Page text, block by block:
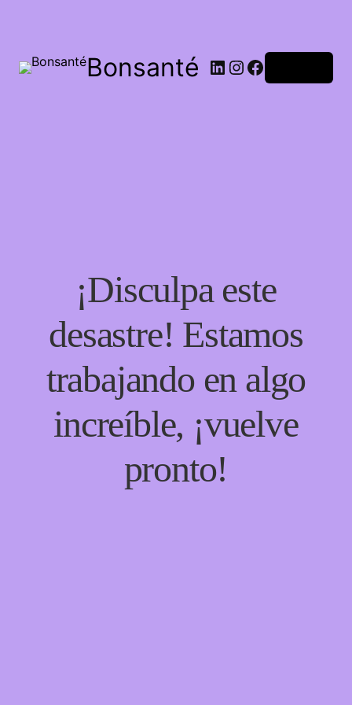
Bonsanté
¡Disculpa este
desastre! Estamos
trabajando en algo
increíble, ¡vuelve
pronto!